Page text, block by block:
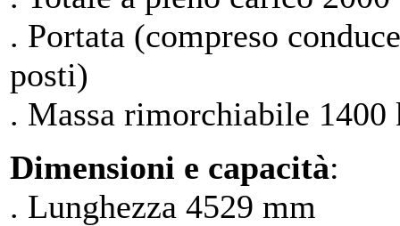
. Portata (compreso
posti)
. Massa rimorchiabile
Dimensioni e capacità:
. Lunghezza 4529 mm